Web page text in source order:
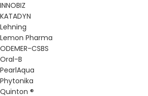
INNOBIZ
KATADYN
Lehning
Lemon Pharma
ODEMER-CSBS
Oral-B
PearlAqua
Phytonika
Quinton ®